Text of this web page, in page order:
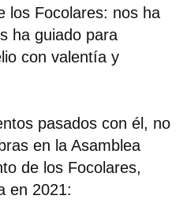
los Focolares: nos ha
ha guiado para
con valentía y
pasados con él, no
en la Asamblea
de los Focolares,
en 2021: